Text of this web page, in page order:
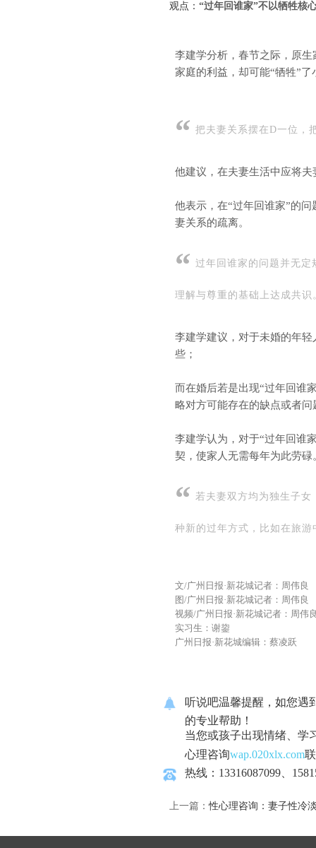
观点： “过年回谁家”不以牺牲核
李建学分析，春节之际，原
家庭的利益，却可能“牺牲”了
“ 把夫妻关系摆在D一位，
他建议，在夫妻生活中应将
他表示，在“过年回谁家”的
妻关系的疏离。
“ 过年回谁家的问题并无
理解与尊重的基础上达成共识
李建学建议，对于未婚的年
些；
而在婚后若是出现“过年回谁
略对方可能存在的缺点或者问
李建学认为，对于“过年回谁
契，使家人无需每年为此劳碌
“ 若夫妻双方均为独生子
种新的过年方式，比如在旅游
文/广州日报·新花城记者：周伟良
图/广州日报·新花城记者：周伟良
视频/广州日报·新花城记者：周伟
实习生：谢鋆
广州日报·新花城编辑：蔡凌跃
听说吧温馨提醒，如您遇
的专业帮助！
当您或孩子出现情绪、学
心理咨询wap.020xlx.com
热线：13316087099、
上一篇：性心理咨询：妻子性冷